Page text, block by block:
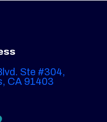
Ste #304,
CA 91403